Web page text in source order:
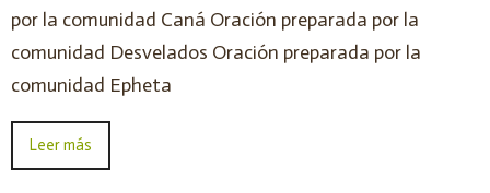
por la comunidad Caná Oración preparada por la
comunidad Desvelados Oración preparada por la
comunidad Epheta
Leer más